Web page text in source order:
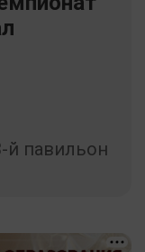
й павильон